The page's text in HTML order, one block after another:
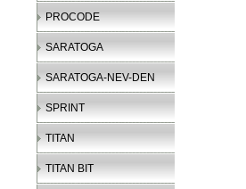
PROCODE
SARATOGA
SARATOGA-NEV-DEN
SPRINT
TITAN
TITAN BIT